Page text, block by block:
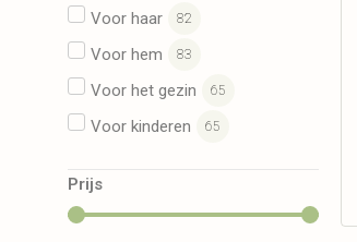
Voor haar
82
Voor hem 83
Voor het gezin 65
Voor kinderen 65
Prijs